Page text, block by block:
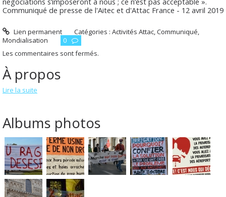
Communiqué de presse de l'Aitec et d'Attac France - 12 avril 2019
Lien permanent Catégories :Activités Attac,Communiqué,
Mondialisation
0
Les commentaires sont fermés.
À propos
Lire la suite
Albums photos